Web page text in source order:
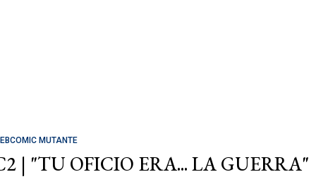
MUTANTE
| "TU OFICIO ERA... LA GUERRA"